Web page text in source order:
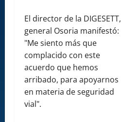
El director de la DIGESETT,
general Osoria manifestó:
"Me siento más que
complacido con este
acuerdo que hemos
arribado, para apoyarnos
en materia de seguridad
vial".